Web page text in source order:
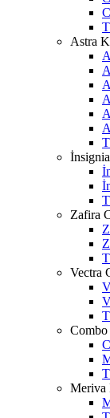
Astra K
Zafira
Vectra
Combo
Meriva